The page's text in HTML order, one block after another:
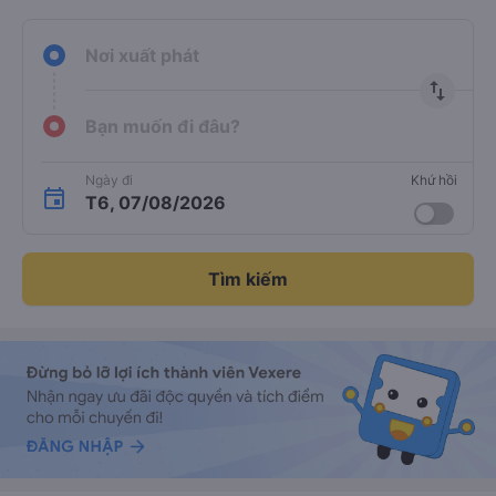
Nơi xuất phát
import_export
Bạn muốn đi đâu?
Ngày đi
T6, 07/08/2026
Khứ hồi
Tìm kiếm